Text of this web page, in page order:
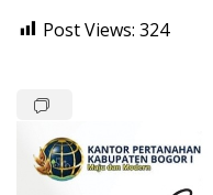
Post Views: 324